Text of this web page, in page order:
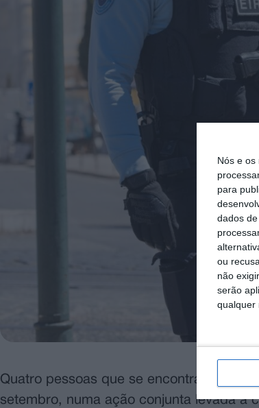
Nós e os
para
dados
ou
não
serão
qualquer
Quatro pessoas que se encontravam em
setembro, numa ação conjunta levada a